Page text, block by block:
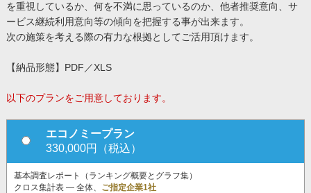
を重視しているか、何を不満に思っているのか、他者推奨意向、サ
ービス継続利用意向等の傾向を把握する事が出来ます。
次の施策を考える際の有力な根拠としてご活用頂けます。
【納品形態】PDF／XLS
以下のプランをご用意しております。
エコノミープラン
330,000円（税込）
基本調査レポート（ランキング概要とグラフ集）
クロス集計表 ― 全体、 ご指定企業1社